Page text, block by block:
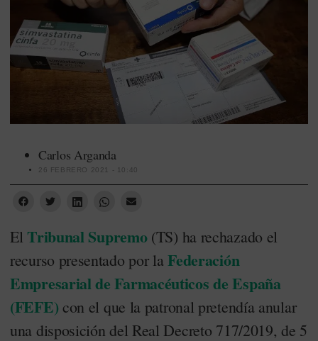
Carlos Arganda
26 FEBRERO 2021 - 10:40
ElTribunal Supremo(TS) ha rechazado el
recurso presentado por laFederación
Empresarial de Farmacéuticos de España
(FEFE) con el que la patronal pretendía anular
una disposición del Real Decreto 717/2019, de 5